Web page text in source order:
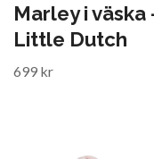
Marley i väska
Little Dutch
699 kr